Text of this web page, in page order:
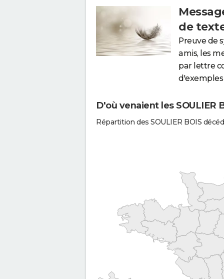
de
Preuve de
amis, les
par lettre
D'où venaient les SOULIER
Répartition des SOULIER BOIS